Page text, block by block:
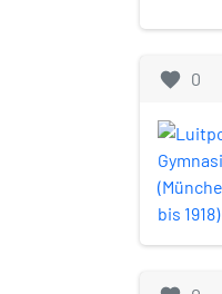
favorite 0